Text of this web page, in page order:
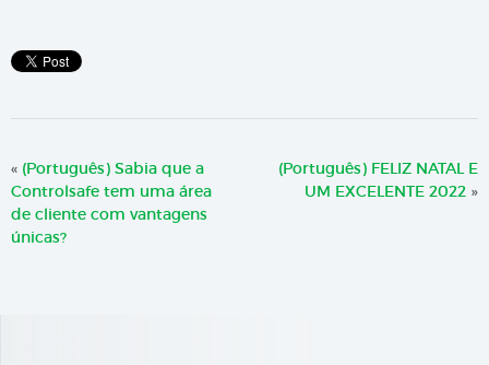
« (Português) Sabia que a
Controlsafe tem uma área
de cliente com vantagens
únicas?
(Português) FELIZ NATAL E
UM EXCELENTE 2022 »